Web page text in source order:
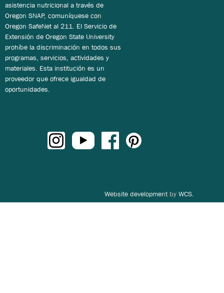
asistencia nutricional a través de
Oregon SNAP, comuníquese con
Oregon SafeNet al 211. El Servicio de
Extensión de Oregon State University
prohíbe la discriminación en todos sus
programas, servicios, actividades y
materiales. Esta institución es un
proveedor que ofrece igualdad de
oportunidades.
Website developmentby WCS.